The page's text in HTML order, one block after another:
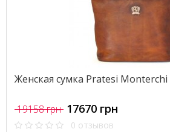
Женская сумка Pratesi Monterchi
19158 грн 17670 грн
0 отзывов